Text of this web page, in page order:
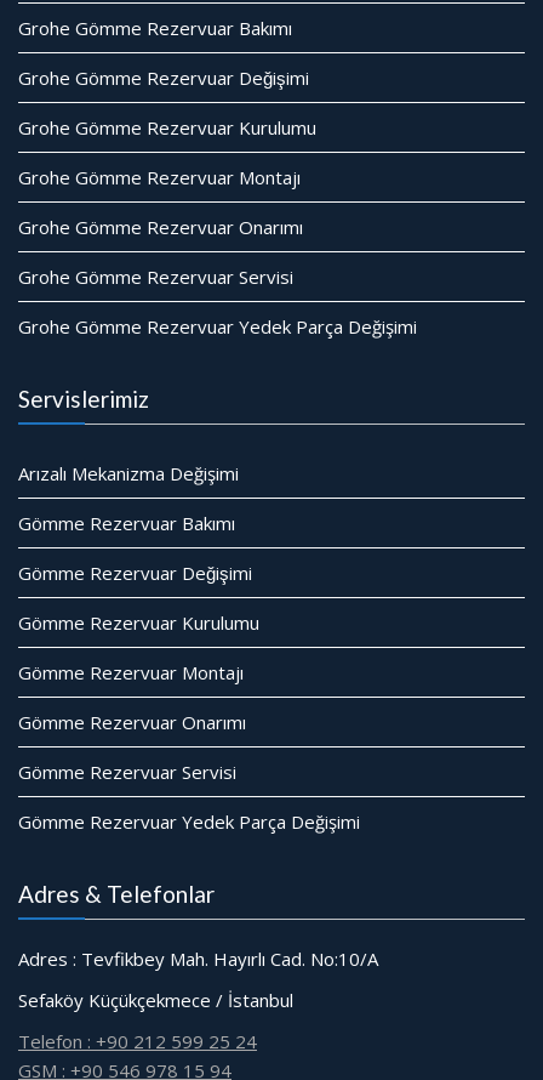
Grohe Gömme Rezervuar Bakımı
Grohe Gömme Rezervuar Değişimi
Grohe Gömme Rezervuar Kurulumu
Grohe Gömme Rezervuar Montajı
Grohe Gömme Rezervuar Onarımı
Grohe Gömme Rezervuar Servisi
Grohe Gömme Rezervuar Yedek Parça Değişimi
Servislerimiz
Arızalı Mekanizma Değişimi
Gömme Rezervuar Bakımı
Gömme Rezervuar Değişimi
Gömme Rezervuar Kurulumu
Gömme Rezervuar Montajı
Gömme Rezervuar Onarımı
Gömme Rezervuar Servisi
Gömme Rezervuar Yedek Parça Değişimi
Adres & Telefonlar
Adres : Tevfikbey Mah. Hayırlı Cad. No:10/A
Sefaköy Küçükçekmece / İstanbul
Telefon : +90 212 599 25 24
GSM : +90 546 978 15 94